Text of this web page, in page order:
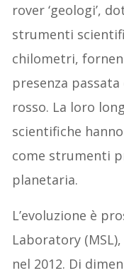
rover ‘geologi’,
strumenti
chilometri,
presenza
rosso. La loro
scientifiche
come strumenti
planetaria.
L’evoluzione è
Laboratory
nel 2012. Di